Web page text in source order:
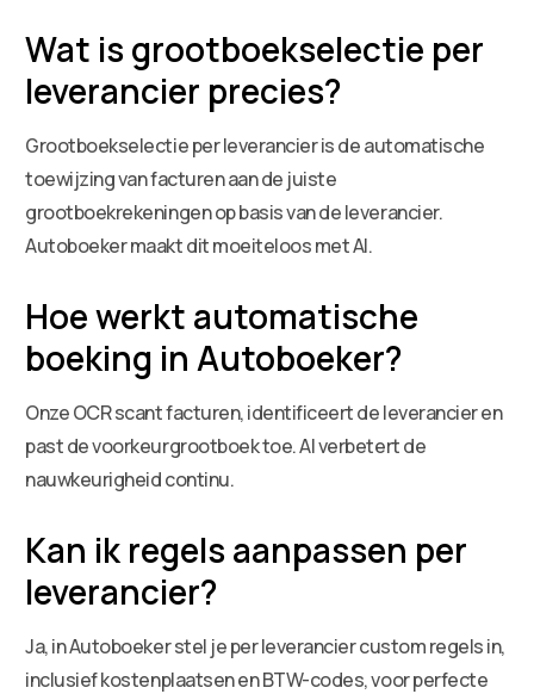
Wat is grootboekselectie per
leverancier precies?
Grootboekselectie per leverancier is de automatische
toewijzing van facturen aan de juiste
grootboekrekeningen op basis van de leverancier.
Autoboeker maakt dit moeiteloos met AI.
Hoe werkt automatische
boeking in Autoboeker?
Onze OCR scant facturen, identificeert de leverancier en
past de voorkeurgrootboek toe. AI verbetert de
nauwkeurigheid continu.
Kan ik regels aanpassen per
leverancier?
Ja, in Autoboeker stel je per leverancier custom regels in,
inclusief kostenplaatsen en BTW-codes, voor perfecte